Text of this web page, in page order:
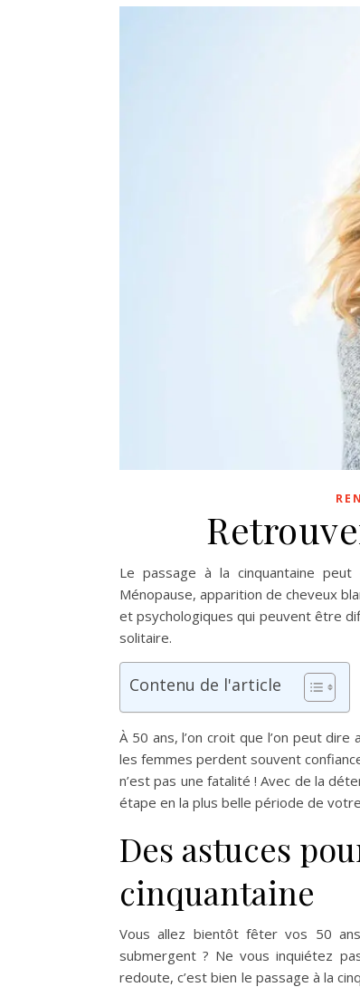
Le passage à la cinquantaine
Ménopause, apparition de cheveux
et psychologiques qui peuvent être
solitaire.
Contenu de l'article
À 50 ans, l’on croit que l’on peut
les femmes perdent souvent
n’est pas une fatalité ! Avec de la
étape en la plus belle période de
Des astuces
cinquantaine
Vous allez bientôt fêter vos 50
submergent ? Ne vous inquiétez
redoute, c’est bien le passage à la